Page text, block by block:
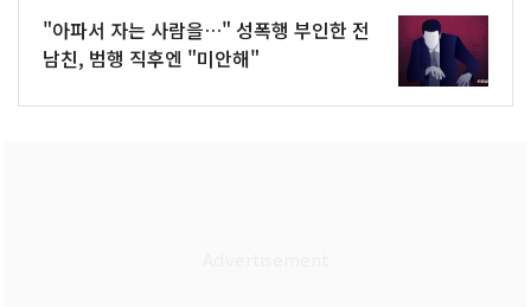
"아파서 자는 사람을…" 성폭행 부인한 전
남친, 범행 직후엔 "미안해"